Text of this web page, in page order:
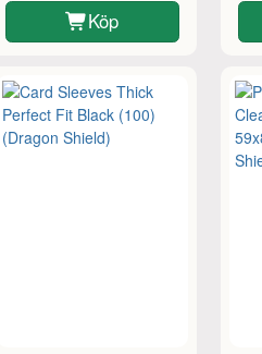
Köp